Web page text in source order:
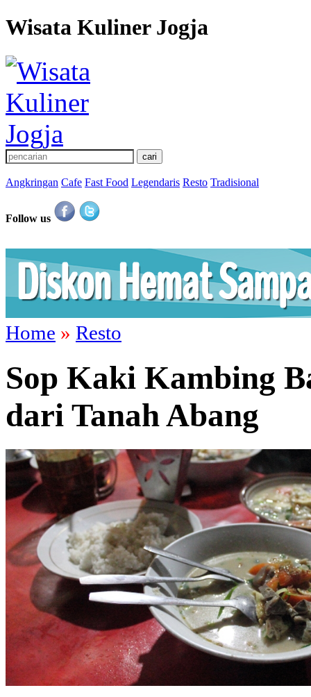
Wisata Kuliner Jogja
Angkringan Cafe Fast Food Legendaris Resto Tradisional
Follow us
Home » Resto
Sop Kaki Kambing
dari Tanah Abang